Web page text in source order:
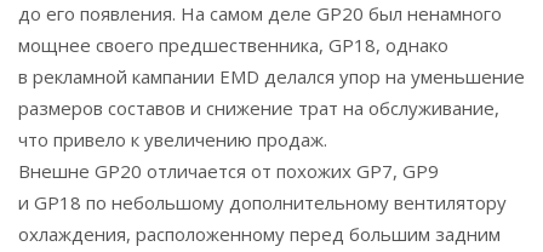
до его появления. На самом деле GP20 был ненамного
мощнее своего предшественника, GP18, однако
в рекламной кампании EMD делался упор на уменьшение
размеров составов и снижение трат на обслуживание,
что привело к увеличению продаж.
Внешне GP20 отличается от похожих GP7, GP9
и GP18 по небольшому дополнительному вентилятору
охлаждения, расположенному перед большим задним